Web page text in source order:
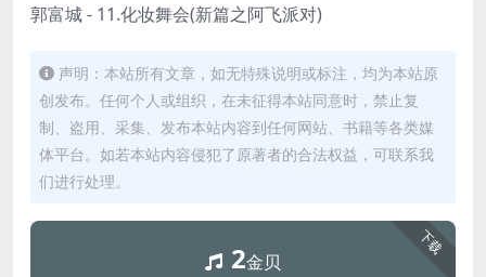
郭富城 - 11.化妆舞会(新篇之阿飞派对)
声明：本站所有文章，如无特殊说明或标注，均为本站原
创发布。任何个人或组织，在未征得本站同意时，禁止复
制、盗用、采集、发布本站内容到任何网站、书籍等各类媒
体平台。如若本站内容侵犯了原著者的合法权益，可联系我
们进行处理。
下载
2金贝